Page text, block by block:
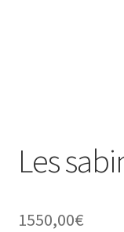
Les
1550,00€